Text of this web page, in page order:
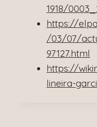
1918/
https://
/03/07/
97127.html
https://
lineira-